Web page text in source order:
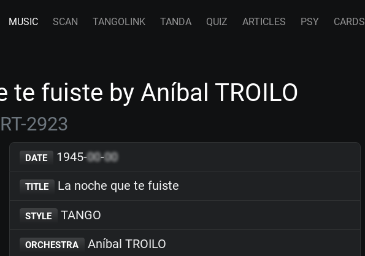
MUSIC SCAN TANGOLINK TANDA QUIZ ARTICLES PSY CARDS
te fuiste by Aníbal TROILO
2923
DATE 1945-00-00
TITLE La noche que te fuiste
STYLE TANGO
ORCHESTRA Aníbal TROILO